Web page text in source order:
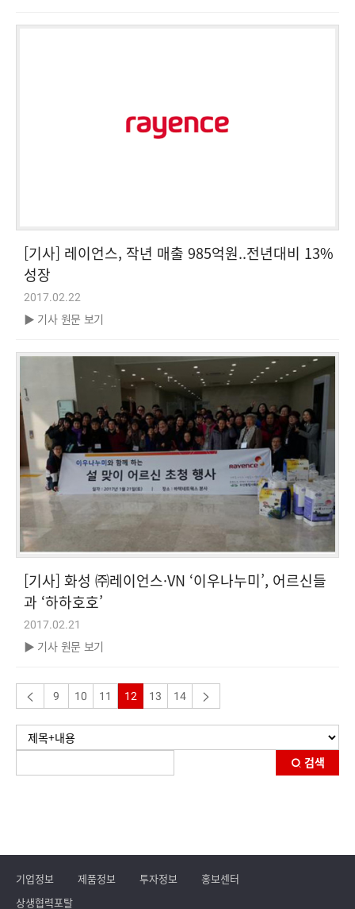
[기사] 레이언스, 작년 매출 985억원..전년대비 13%
성장
2017.02.22
▶ 기사 원문 보기
[기사] 화성 ㈜레이언스·VN ‘이우나누미’, 어르신들
과 ‘하하호호’
2017.02.21
▶ 기사 원문 보기
9 10 11 12 13 14
검색
기업정보 제품정보 투자정보
홍보센터
상생협력포탈